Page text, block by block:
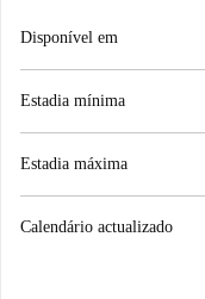
Disponível em
Estadia mínima
Estadia máxima
Calendário actualizado